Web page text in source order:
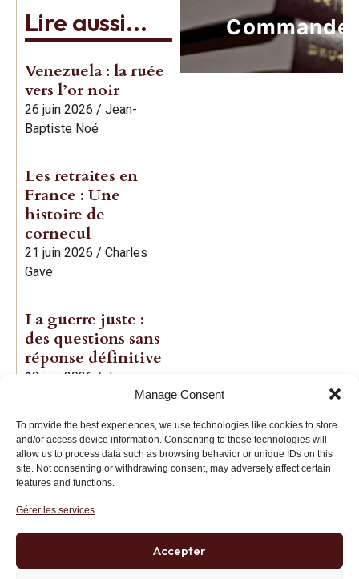
Manage Consent
To provide the best experiences, we use technologies like cookies to store
and/or access device information. Consenting to these technologies will
allow us to process data such as browsing behavior or unique IDs on this
site. Not consenting or withdrawing consent, may adversely affect certain
features and functions.
Gérer les services
Accepter
Lire aussi...
Venezuela : la ruée
vers l’or noir
26 juin 2026 / Jean-
Baptiste Noé
Les retraites en
France : Une
histoire de
cornecul
21 juin 2026 / Charles
Gave
La guerre juste :
des questions sans
réponse définitive
19 juin 2026 / Jean-
Institut des Libertés
+33 (0)1 71 20 45 39